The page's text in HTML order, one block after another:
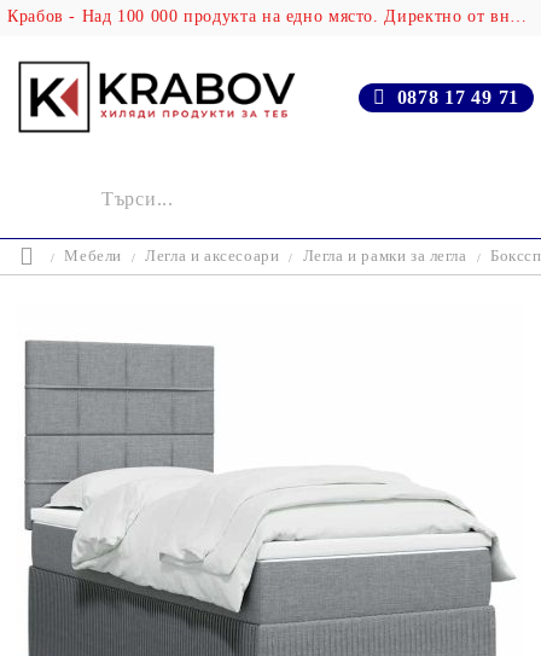
Крабов - Над 100 000 продукта на едно място. Директно от вносителя!
0878 17 49 71
Мебели Легла и аксесоари Легла и рамки за легла